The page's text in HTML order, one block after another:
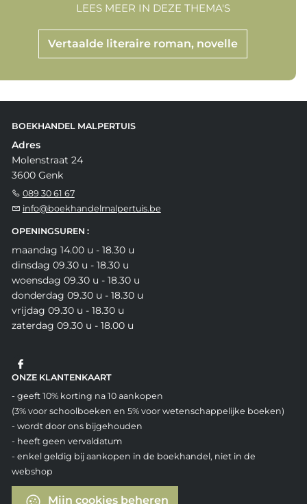
Vertaalde literaire roman, novelle
LEES MEER IN DEZE THEMA'S
BOEKHANDEL MALPERTUIS
Adres
Molenstraat 24
3600 Genk
089 30 61 67
info@boekhandelmalpertuis.be
OPENINGSUREN :
maandag 14.00 u - 18.30 u
dinsdag 09.30 u - 18.30 u
woensdag 09.30 u - 18.30 u
donderdag 09.30 u - 18.30 u
vrijdag 09.30 u - 18.30 u
zaterdag 09.30 u - 18.00 u
ONZE KLANTENKAART
- geeft 10% korting na 10 aankopen
(3% voor schoolboeken en 5% voor wetenschappelijke boeken)
- wordt door ons bijgehouden
- heeft geen vervaldatum
- enkel geldig bij aankopen in de boekhandel, niet in de
webshop
Mijn cookies beheren